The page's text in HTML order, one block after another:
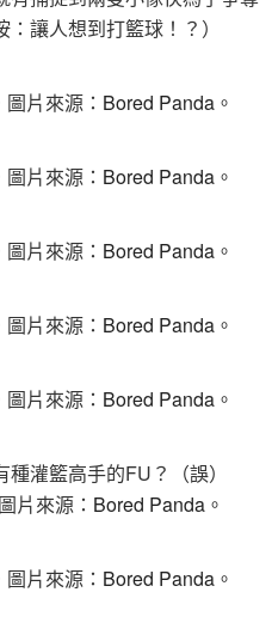
讓人想到打籃球！？）
圖片來源： Bored Panda 。
圖片來源： Bored Panda 。
圖片來源： Bored Panda 。
圖片來源： Bored Panda 。
圖片來源： Bored Panda 。
灌籃高手的FU？（誤）
片來源： Bored Panda 。
圖片來源： Bored Panda 。